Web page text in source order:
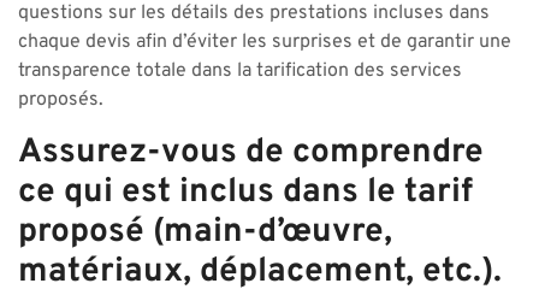
questions sur les détails des prestations incluses dans
chaque devis afin d’éviter les surprises et de garantir une
transparence totale dans la tarification des services
proposés.
Assurez-vous de comprendre
ce qui est inclus dans le tarif
proposé (main-d’œuvre,
matériaux, déplacement, etc.).